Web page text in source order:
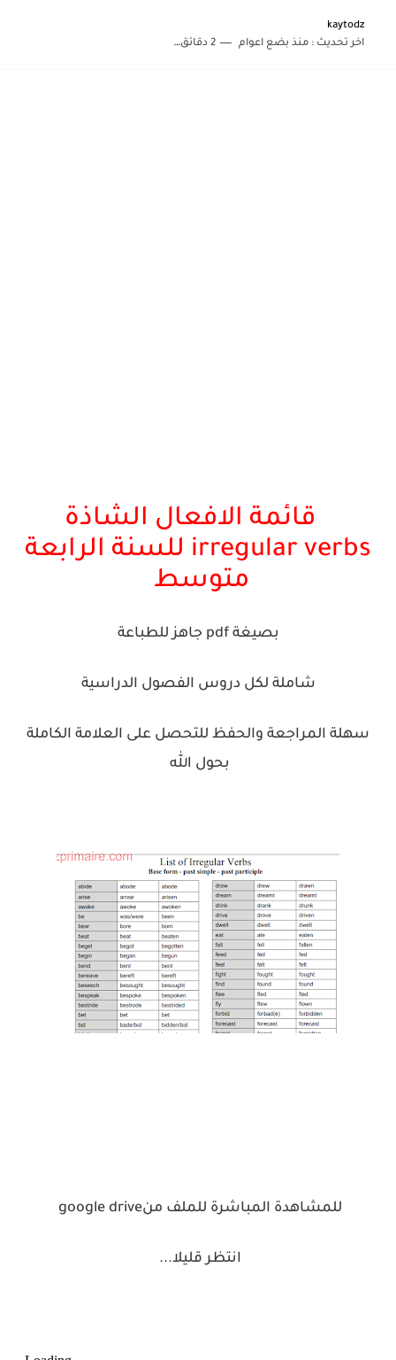
kaytodz
اخر تحديث :منذ بضع اعوام 2 دقائق للقراءة
قائمة الافعال الشاذة
irregular verbs للسنة الرابعة
متوسط
بصيغة pdf جاهز للطباعة
شاملة لكل دروس الفصول الدراسية
سهلة المراجعة والحفظ للتحصل على العلامة الكاملة
بحول الله
للمشاهدة المباشرة للملف منgoogle drive
انتظر قليلا...